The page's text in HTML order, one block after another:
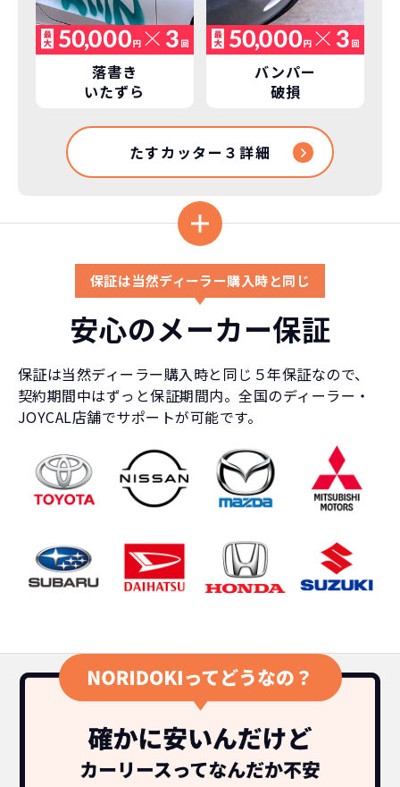
落書き
いたずら
バンパー
破損
たすカッター３詳細
保証は当然ディーラー購入時と同じ
安心のメーカー保証
保証は当然ディーラー購入時と同じ５年保証なので、
契約期間中はずっと保証期間内。全国のディーラー・
JOYCAL店舗でサポートが可能です。